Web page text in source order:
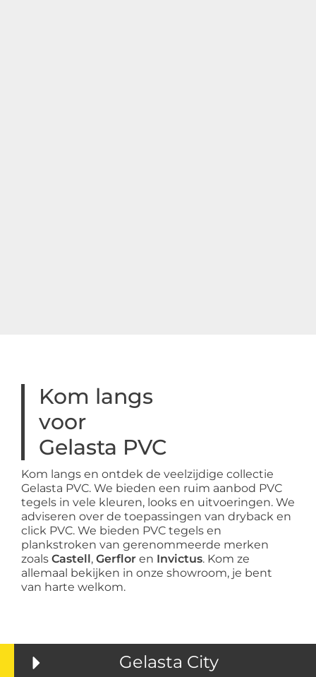
Kom langs
voor
Gelasta PVC
Kom langs en ontdek de veelzijdige collectie
Gelasta PVC. We bieden een ruim aanbod PVC
tegels in vele kleuren, looks en uitvoeringen. We
adviseren over de toepassingen van dryback en
click PVC. We bieden PVC tegels en
plankstroken van gerenommeerde merken
zoals Castell, Gerflor en Invictus. Kom ze
allemaal bekijken in onze showroom, je bent
van harte welkom.
Gelasta City